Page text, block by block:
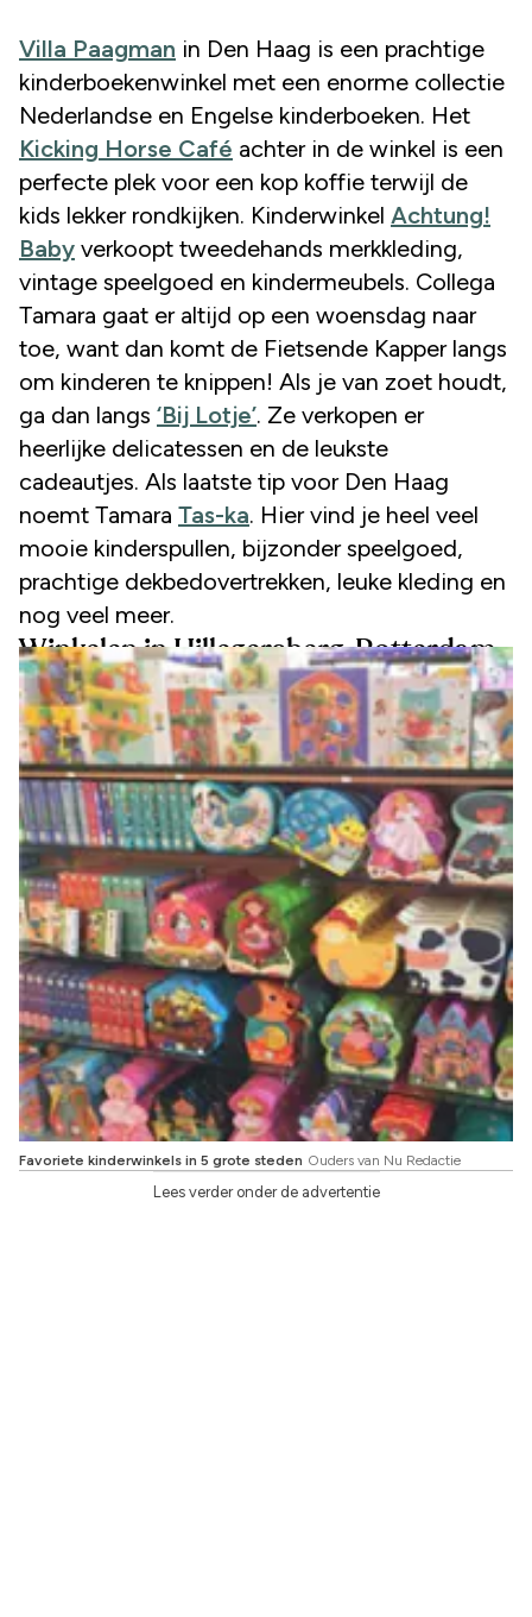
Villa Paagman in Den Haag is een prachtige
kinderboekenwinkel met een enorme collectie
Nederlandse en Engelse kinderboeken. Het
Kicking Horse Café achter in de winkel is een
perfecte plek voor een kop koffie terwijl de
kids lekker rondkijken. Kinderwinkel Achtung!
Baby verkoopt tweedehands merkkleding,
vintage speelgoed en kindermeubels. Collega
Tamara gaat er altijd op een woensdag naar
toe, want dan komt de Fietsende Kapper langs
om kinderen te knippen! Als je van zoet houdt,
ga dan langs ‘Bij Lotje’. Ze verkopen er
heerlijke delicatessen en de leukste
cadeautjes. Als laatste tip voor Den Haag
noemt Tamara Tas-ka. Hier vind je heel veel
mooie kinderspullen, bijzonder speelgoed,
prachtige dekbedovertrekken, leuke kleding en
nog veel meer.
Winkelen in Hillegersberg, Rotterdam
Favoriete kinderwinkels in 5 grote steden Ouders van Nu Redactie
Lees verder onder de advertentie